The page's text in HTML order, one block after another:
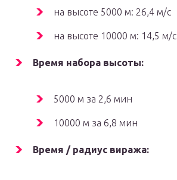
на высоте 5000 м: 26,4 м/с
на высоте 10000 м: 14,5 м/с
Время набора высоты:
5000 м за 2,6 мин
10000 м за 6,8 мин
Время / радиус виража: